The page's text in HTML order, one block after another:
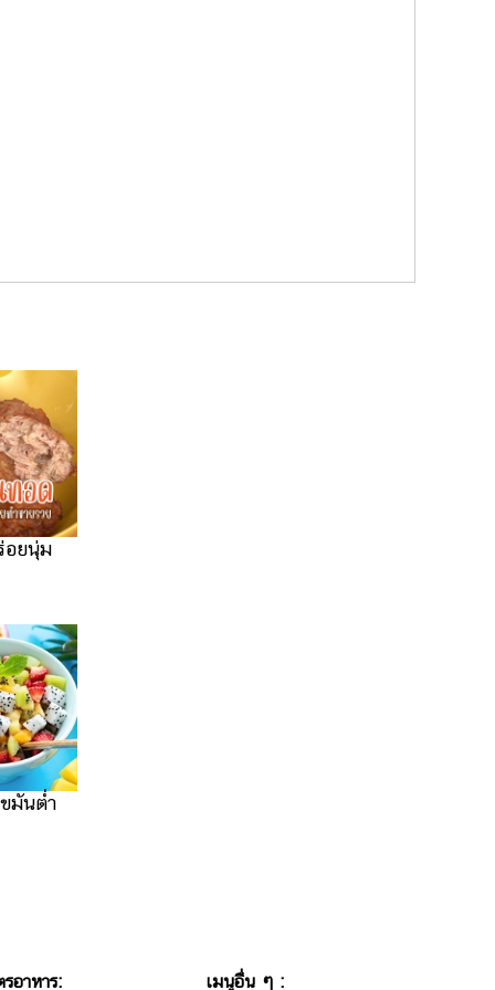
อยนุ่ม
มันต่ำ
อาหาร: เมนูอื่น ๆ :